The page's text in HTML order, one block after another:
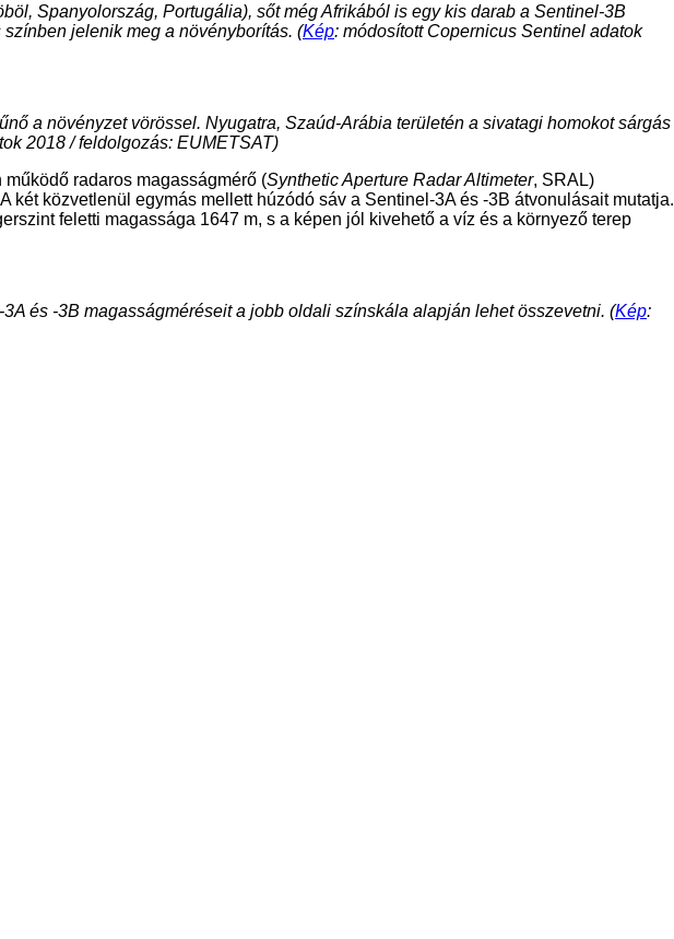
Spanyolország, Portugália), sőt még Afrikából is egy kis darab a Sentinel-3B
jelenik meg a növényborítás. (Kép: módosított Copernicus Sentinel adatok
a növényzet vörössel. Nyugatra, Szaúd-Arábia területén a sivatagi homokot sárgás
2018 / feldolgozás: EUMETSAT)
radaros magasságmérő (Synthetic Aperture Radar Altimeter, SRAL)
közvetlenül egymás mellett húzódó sáv a Sentinel-3A és -3B átvonulásait mutatja.
feletti magassága 1647 m, s a képen jól kivehető a víz és a környező terep
és -3B magasságméréseit a jobb oldali színskála alapján lehet összevetni. (Kép: